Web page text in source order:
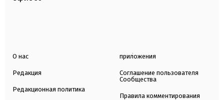
О нас
Редакция
Редакционная политика
приложения
Соглашение пользователя
Сообщества
Правила комментирования